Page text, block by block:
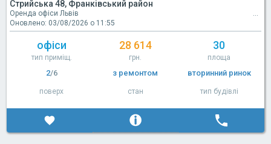
Стрийська 48, Франківський район
Оренда офіси Львів
Оновлено: 03/08/2026 о 11:55
офіси
тип приміщ.
28 614
грн.
30
площа
2/6
поверх
з ремонтом
стан
вторинний ринок
тип будівлі